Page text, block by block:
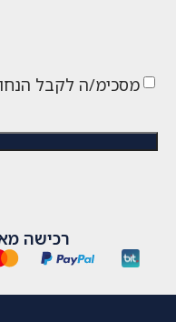
מסכימ/ה לקבל
רכישה